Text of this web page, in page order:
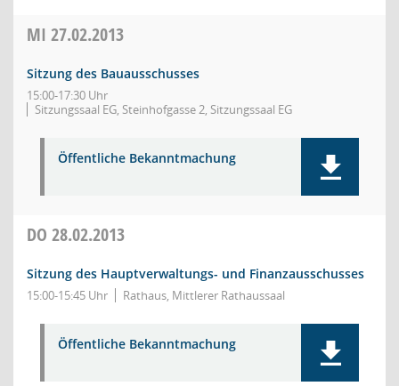
MI 27.02.2013
Sitzung des Bauausschusses
15:00-17:30 Uhr
Sitzungssaal EG, Steinhofgasse 2, Sitzungssaal EG
Öffentliche Bekanntmachung
DO 28.02.2013
Sitzung des Hauptverwaltungs- und Finanzausschusses
15:00-15:45 Uhr Rathaus, Mittlerer Rathaussaal
Öffentliche Bekanntmachung